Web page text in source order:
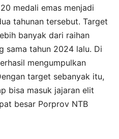
medali emas menjadi
tahunan tersebut. Target
banyak dari raihan
sama tahun 2024 lalu. Di
mengumpulkan
target sebanyak itu,
bisa masuk jajaran elit
besar Porprov NTB